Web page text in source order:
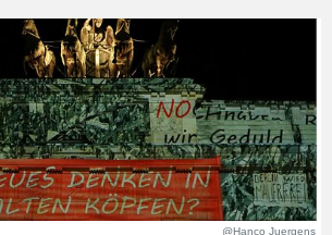
@Hanco Juergens